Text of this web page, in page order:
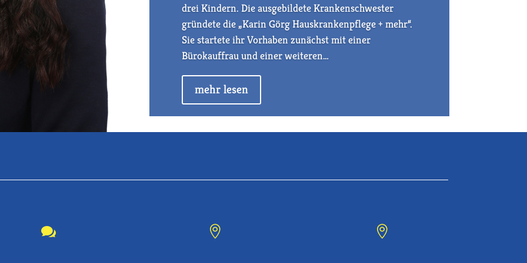
drei Kindern. Die ausgebildete Krankenschwester
gründete die „Karin Görg Hauskrankenpflege + mehr“.
Sie startete ihr Vorhaben zunächst mit einer
Bürokauffrau und einer weiteren…
mehr lesen
  